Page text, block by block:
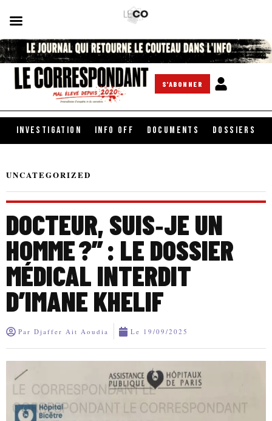
S'ABONNER
INVESTIGATION INFO OFF DOCUMENTS DOSSIERS
UNCATEGORIZED
DOCTEUR, SUIS‑JE UN
HOMME ?” : LE DOSSIER
MÉDICAL INTERDIT
D’IMANE KHELIF
Par Djaffer Ait Aoudia Le 19/09/2025